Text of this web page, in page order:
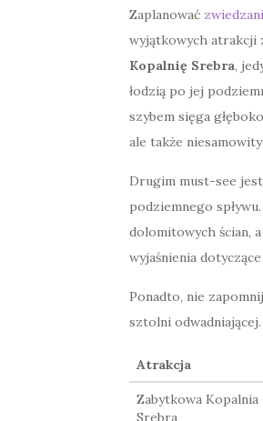
Zaplanować
wyjątkowych atrakcji
Kopalnię Srebra,
łodzią po jej
szybem sięga
ale także
Drugim must-see jest
podziemnego
dolomitowych ścian,
wyjaśnienia
Ponadto, nie
sztolni
Atrakcja
Zabytkowa Kopalnia
Srebra